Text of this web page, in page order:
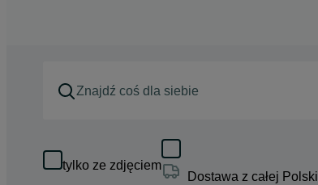
tylko ze zdjęciem
Dostawa z całej Polski